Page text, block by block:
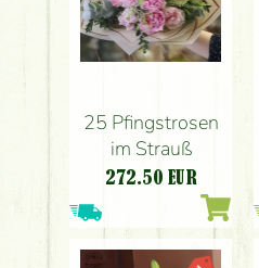
25 Pfingstrosen
im Strauß
272.50 EUR